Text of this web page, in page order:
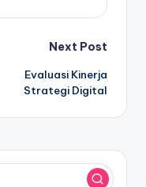
Next Post
Evaluasi Kinerja
Strategi Digital